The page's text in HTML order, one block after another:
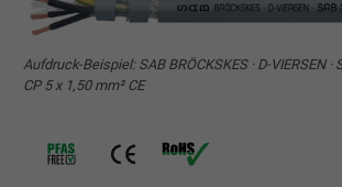
Aufdruck-Beispiel: SAB BRÖCKSKES · D-VIERSEN ·
CP 5 x 1,50 mm² CE